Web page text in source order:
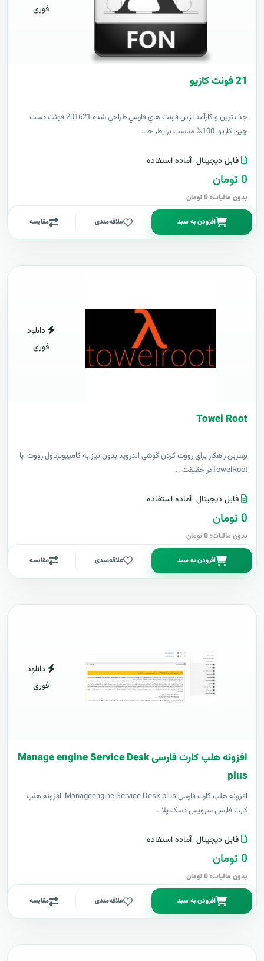
فوری
21 فونت کازيو
جذابترين و کارآمد ترين فونت هاي فارسي طراحي شده 201621 فونت دست
چين کازيو 100% مناسب برايطراحا..
فایل دیجیتال آماده استفاده
0 تومان
بدون مالیات: 0 تومان
افزودن به سبد علاقه‌مندی مقایسه
دانلود
فوری
Towel Root
بهترين راهکار براي رووت کردن گوشي اندرويد بدون نياز به کامپيوترتاول رووت يا
TowelRootدر حقيقت ..
فایل دیجیتال آماده استفاده
0 تومان
بدون مالیات: 0 تومان
افزودن به سبد علاقه‌مندی مقایسه
دانلود
فوری
افزونه هلپ کارت فارسی Manage engine Service Desk
plus
افزونه هلپ کارت فارسی Manageengine Service Desk plus افزونه هلپ
کارت فارسی سرویس دسک پلا..
فایل دیجیتال آماده استفاده
0 تومان
بدون مالیات: 0 تومان
افزودن به سبد علاقه‌مندی مقایسه